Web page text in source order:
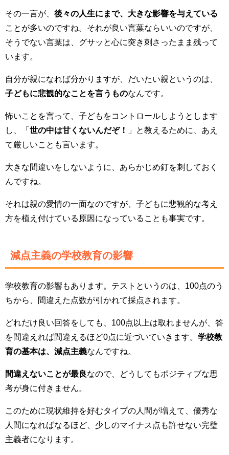
その一言が、 後々の人生にまで、大きな影響を与えている
ことが多いのですね。それが良い言葉ならいいのですが、
そうでない言葉は、グサッと心に突き刺さったまま残って
います。
自分が親になれば分かりますが、だいたい親というのは、
子どもに悲観的なことを言うものなんです。
怖いことを言って、子どもをコントロールしようとします
し、「 世の中は甘くないんだぞ！
」と教えるために、あえ
て厳しいことも言います。
大きな間違いをしないように、あらかじめ釘を刺しておく
んですね。
それは親の愛情の一面なのですが、子どもに悲観的な考え
方を植え付けている原因になっていることも事実です。
減点主義の学校教育の影響
学校教育の影響もあります。テストというのは、100点のう
ちから、間違えた点数が引かれて採点されます。
どれだけ良い回答をしても、100点以上は取れませんが、答
を間違えれば間違えるほど0点に近づいていきます。 学校教
育の基本は、減点主義なんですね。
間違えないことが最良なので、どうしてもポジティブな思
考が身に付きません。
このために現状維持を好むタイプの人間が増えて、優秀な
人間になればなるほど、少しのマイナス点も許せない完璧
主義者になります。